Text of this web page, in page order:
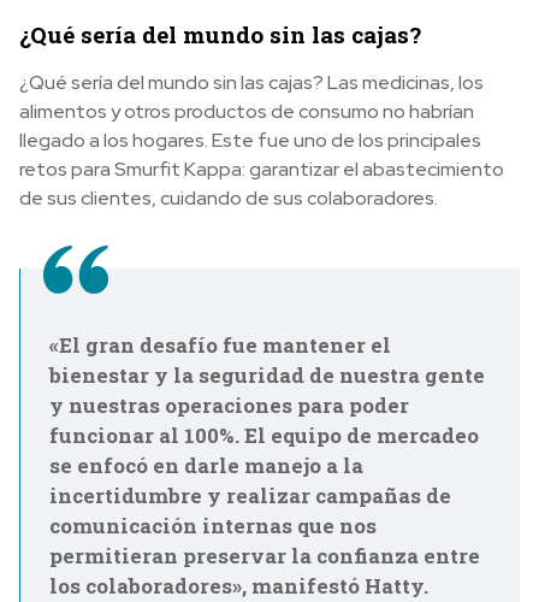
¿Qué sería del mundo sin las cajas?
¿Qué sería del mundo sin las cajas? Las medicinas, los
alimentos y otros productos de consumo no habrían
llegado a los hogares. Este fue uno de los principales
retos para Smurfit Kappa: garantizar el abastecimiento
de sus clientes, cuidando de sus colaboradores.
«El gran desafío fue mantener el
bienestar y la seguridad de nuestra gente
y nuestras operaciones para poder
funcionar al 100%. El equipo de mercadeo
se enfocó en darle manejo a la
incertidumbre y realizar campañas de
comunicación internas que nos
permitieran preservar la confianza entre
los colaboradores», manifestó Hatty.